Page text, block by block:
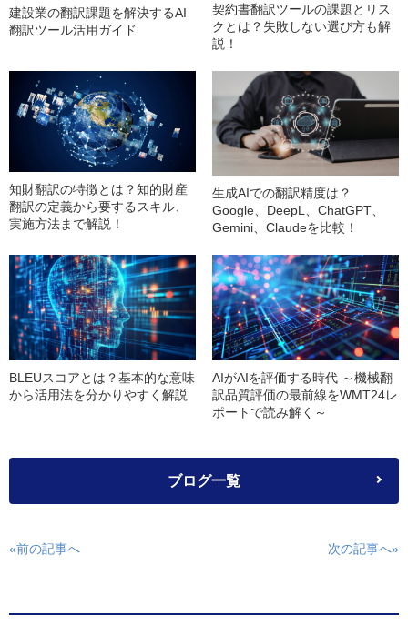
建設業の翻訳課題を解決するAI
翻訳ツール活用ガイド
契約書翻訳ツールの課題とリス
クとは？失敗しない選び方も解
説！
知財翻訳の特徴とは？知的財産
翻訳の定義から要するスキル、
実施方法まで解説！
生成AIでの翻訳精度は？
Google、DeepL、ChatGPT、
Gemini、Claudeを比較！
BLEUスコアとは？基本的な意味
から活用法を分かりやすく解説
AIがAIを評価する時代 ～機械翻
訳品質評価の最前線をWMT24レ
ポートで読み解く～
ブログ一覧
«前の記事へ 次の記事へ»